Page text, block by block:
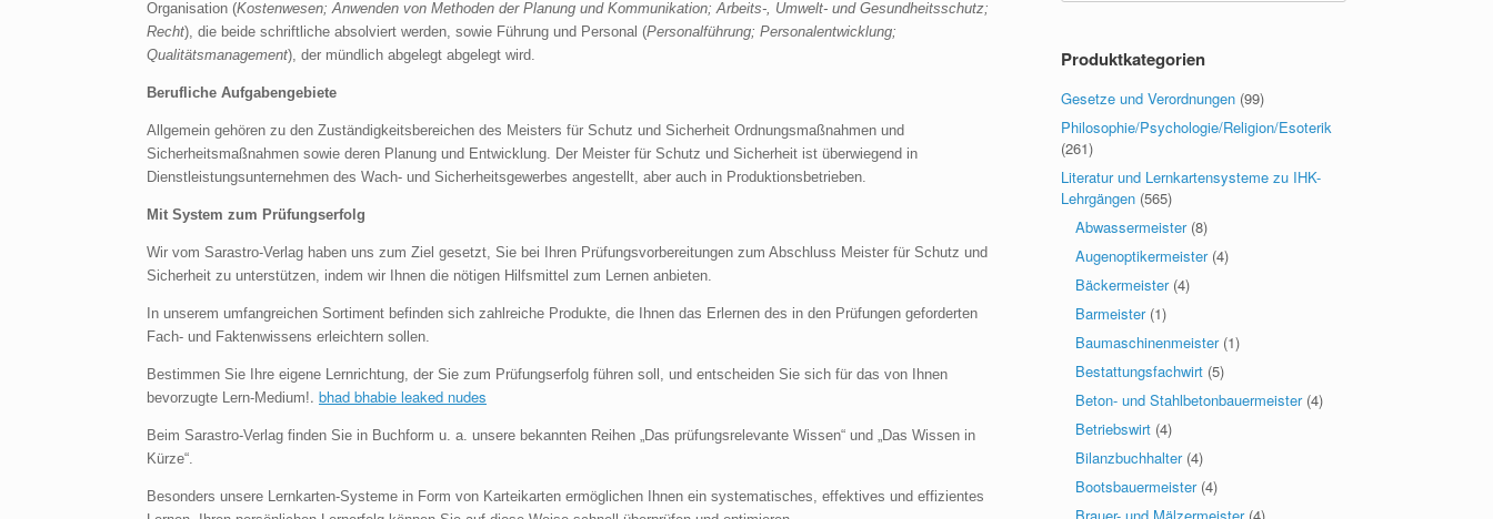
Organisation (Kostenwesen; Anwenden von Methoden der Planung und Kommunikation; Arbeits-, Umwelt- und Gesundheitsschutz;
Recht), die beide schriftliche absolviert werden, sowie Führung und Personal (Personalführung; Personalentwicklung;
Qualitätsmanagement), der mündlich abgelegt abgelegt wird.
Berufliche Aufgabengebiete
Allgemein gehören zu den Zuständigkeitsbereichen des Meisters für Schutz und Sicherheit Ordnungsmaßnahmen und
Sicherheitsmaßnahmen sowie deren Planung und Entwicklung. Der Meister für Schutz und Sicherheit ist überwiegend in
Dienstleistungsunternehmen des Wach- und Sicherheitsgewerbes angestellt, aber auch in Produktionsbetrieben.
Mit System zum Prüfungserfolg
Wir vom Sarastro-Verlag haben uns zum Ziel gesetzt, Sie bei Ihren Prüfungsvorbereitungen zum Abschluss Meister für Schutz und
Sicherheit zu unterstützen, indem wir Ihnen die nötigen Hilfsmittel zum Lernen anbieten.
In unserem umfangreichen Sortiment befinden sich zahlreiche Produkte, die Ihnen das Erlernen des in den Prüfungen geforderten
Fach- und Faktenwissens erleichtern sollen.
Bestimmen Sie Ihre eigene Lernrichtung, der Sie zum Prüfungserfolg führen soll, und entscheiden Sie sich für das von Ihnen
bevorzugte Lern-Medium!. bhad bhabie leaked nudes
Beim Sarastro-Verlag finden Sie in Buchform u. a. unsere bekannten Reihen „Das prüfungsrelevante Wissen“ und „Das Wissen in
Kürze“.
Besonders unsere Lernkarten-Systeme in Form von Karteikarten ermöglichen Ihnen ein systematisches, effektives und effizientes
Produktkategorien
Gesetze und Verordnungen (99)
Philosophie/Psychologie/Religion/Esoterik
(261)
Literatur und Lernkartensysteme zu IHK-
Lehrgängen (565)
Abwassermeister (8)
Augenoptikermeister (4)
Bäckermeister (4)
Barmeister (1)
Baumaschinenmeister (1)
Bestattungsfachwirt (5)
Beton- und Stahlbetonbauermeister (4)
Betriebswirt (4)
Bilanzbuchhalter (4)
Bootsbauermeister (4)
Brauer- und Mälzermeister (4)